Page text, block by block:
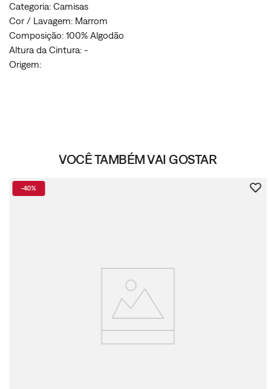
Categoria: Camisas
Cor / Lavagem: Marrom
Composição: 100% Algodão
Altura da Cintura: -
Origem:
VOCÊ TAMBÉM VAI GOSTAR
-40%